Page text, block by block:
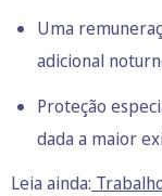
Uma
adicional
Proteção
dada a maior
Leia ainda: